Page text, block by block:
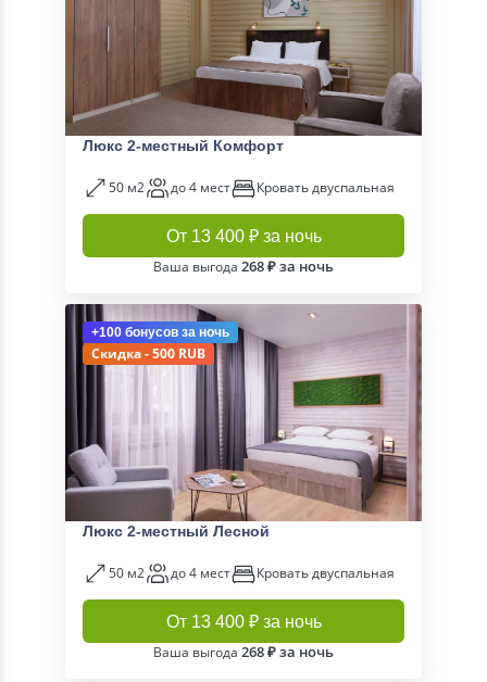
Люкс 2-местный Комфорт
50 м2 до 4 мест Кровать двуспальная
От 13 400 ₽ за ночь
Ваша выгода 268 ₽ за ночь
+100 бонусов за ночь
Скидка - 500 RUB
Люкс 2-местный Лесной
50 м2 до 4 мест Кровать двуспальная
От 13 400 ₽ за ночь
Ваша выгода 268 ₽ за ночь